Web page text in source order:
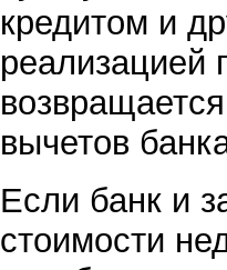
кредитом и
реализацией
вычетов
Если банк и
стоимости